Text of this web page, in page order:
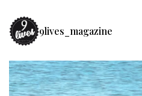
9lives_magazine